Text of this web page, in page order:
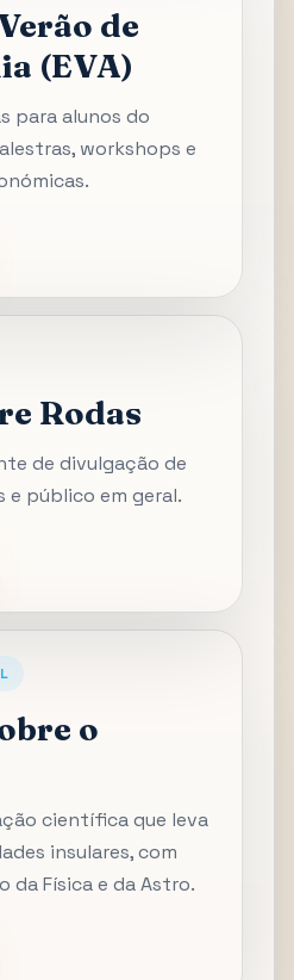
de
(EVA)
para alunos do
workshops e
Rodas
de divulgação de
e público em geral.
o
científica que leva
insulares, com
da Física e da Astro.